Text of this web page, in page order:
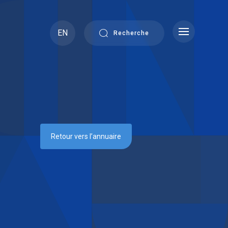
EN Recherche
Retour vers l’annuaire